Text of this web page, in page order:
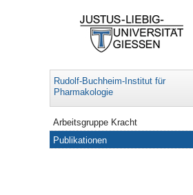
Rudolf-Buchheim-Institut für
Pharmakologie
Navigation
Arbeitsgruppe Kracht
Publikationen